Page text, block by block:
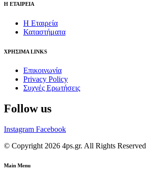
Η ΕΤΑΙΡΕΙΑ
Η Εταιρεία
Καταστήματα
ΧΡΗΣΙΜΑ LINKS
Επικοινωνία
Privacy Policy
Συχνές Ερωτήσεις
Follow us
Instagram Facebook
© Copyright 2026 4ps.gr. All Rights Reserved
Main Menu